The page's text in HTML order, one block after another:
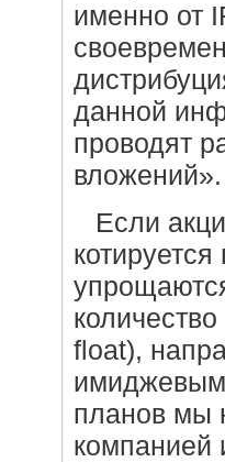
именно от
данной
проводят
вложений».
Если
float),
планов мы
компанией